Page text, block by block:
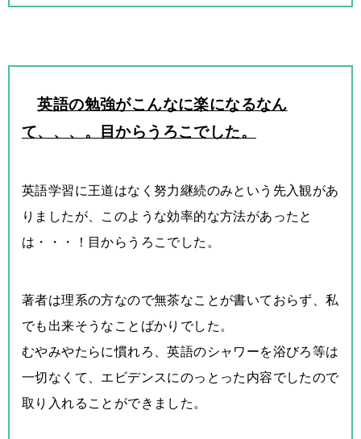
英語の勉強がこんなに楽になるなん
て、、、。目からうろこでした。
英語学習に王道はなく努力継続のみという先入観があ
りましたが、このような効率的な方法があったと
は・・・！目からうろこでした。
著者は理系の方なので無茶なことが書いておらず、私
でも出来そうなことばかりでした。
むやみやたらに慣れろ、英語のシャワ ーを浴びろ等は
一切なくて、エビデンスにのっ とった内容でしたので
取り入れることができました。